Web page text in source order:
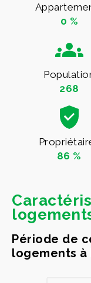
0 %
268
86 %
Période de
logements à